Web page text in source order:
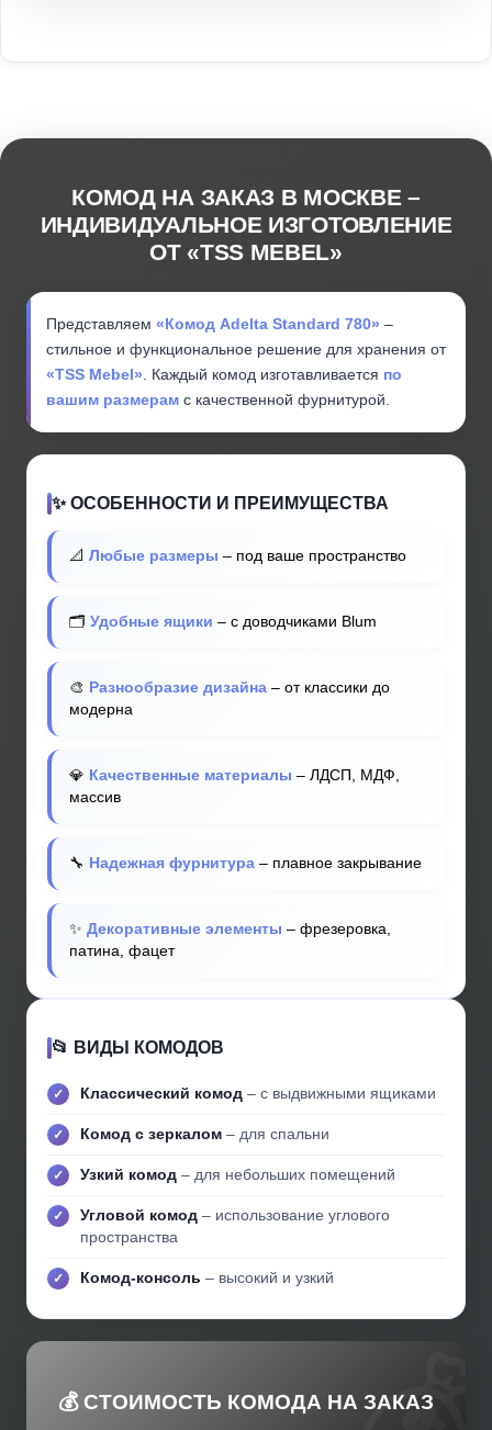
КОМОД НА ЗАКАЗ В МОСКВЕ –
ИНДИВИДУАЛЬНОЕ ИЗГОТОВЛЕНИЕ
ОТ «TSS MEBEL»
Представляем «Комод Adelta Standard 780» –
стильное и функциональное решение для хранения от
«TSS Mebel» . Каждый комод изготавливается по
вашим размерам с качественной фурнитурой.
✨ ОСОБЕННОСТИ И ПРЕИМУЩЕСТВА
📐 Любые размеры – под ваше пространство
🗂️ Удобные ящики – с доводчиками Blum
🎨 Разнообразие дизайна – от классики до
модерна
💎 Качественные материалы – ЛДСП, МДФ,
массив
🔧 Надежная фурнитура – плавное закрывание
✨ Декоративные элементы – фрезеровка,
патина, фацет
📂 ВИДЫ КОМОДОВ
Классический комод – с выдвижными ящиками
Комод с зеркалом – для спальни
Узкий комод – для небольших помещений
Угловой комод – использование углового
пространства
Комод-консоль – высокий и узкий
💰 СТОИМОСТЬ КОМОДА НА ЗАКАЗ